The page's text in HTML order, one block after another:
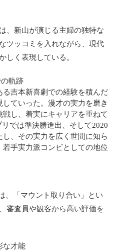
、新山が演じる主婦の独特な
ツッコミを入れながら、現代
しく表現している。
軌跡
吉本新喜劇での経験を積んだ
ていった。漫才の実力を磨き
し、着実にキャリアを重ねて
では準決勝進出、そして2020
、その実力を広く世間に知ら
若手実力派コンビとしての地位
、「マウント取り合い」とい
審査員や観客から高い評価を
な才能